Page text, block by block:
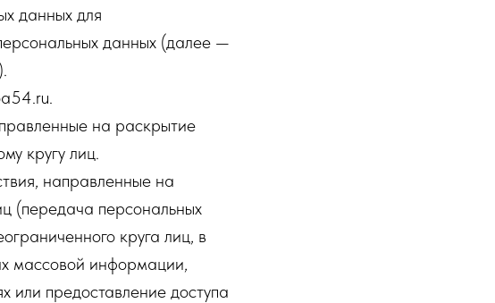
данных для
данных (далее —
на раскрытие
кругу лиц.
направленные на
(передача персональных
круга лиц, в
массовой информации,
предоставление доступа